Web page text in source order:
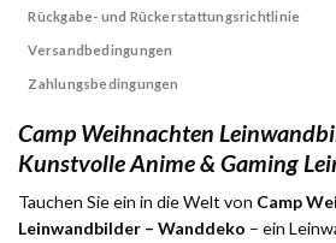
Rückgabe- und Rückerstattungsrichtlinie
Versandbedingungen
Zahlungsbedingungen
Camp Weihnachten
Kunstvolle Anime & Gaming
Tauchen Sie ein in die Welt von Camp
Leinwandbilder – Wanddeko – ein